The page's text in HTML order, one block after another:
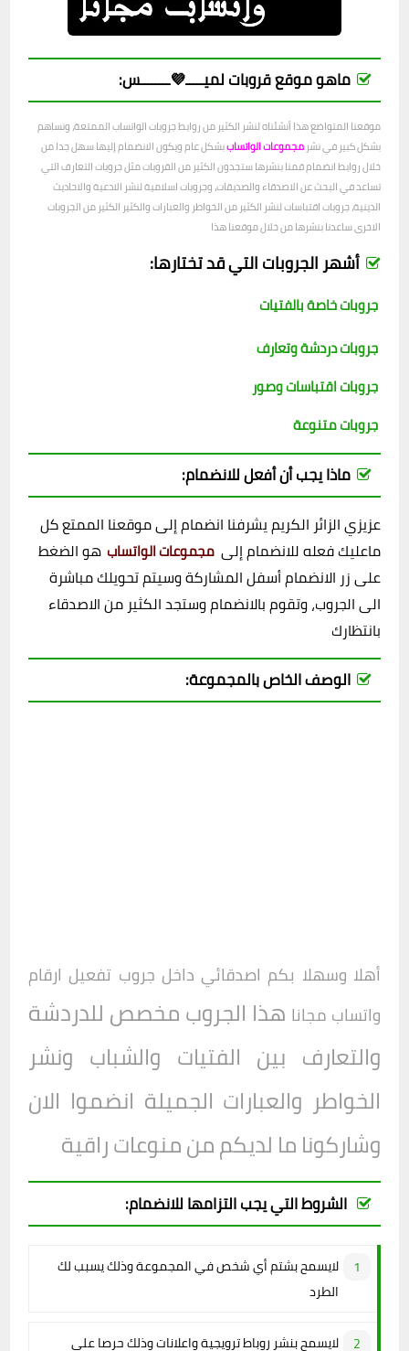
ماهو موقع قروبات لميـــــ💜ــــــــس:
موقعنا المتواضع هذا أنشئناه لنشر الكثير من روابط جروبات الواتساب الممتعة، ونساهم
بشكل كبير في نشر مجموعات الواتساببشكل عام ويكون الانضمام إليها سهل جدا من
خلال روابط انضمام قمنا بنشرها ستجدون الكثير من القروبات مثل جروبات التعارف التي
تساعد في البحث عن الاصدقاء والصديقات، وجروبات اسلامية لنشر الادعية والاحاديث
الدينية، جروبات اقتباسات لنشر الكثير من الخواطر والعبارات والكثير الكثير من الجروبات
الاخرى ساعدنا بنشرها من خلال موقعنا هذا
أشهر الجروبات التي قد تختارها:
جروبات خاصة بالفتيات
جروبات دردشة وتعارف
جروبات اقتباسات وصور
جروبات متنوعة
ماذا يجب أن أفعل للانضمام:
عزيزي الزائر الكريم يشرفنا انضمام إلى موقعنا الممتع كل
ماعليك فعله للانضمام إلى مجموعات الواتساب هو الضغط
على زر الانضمام أسفل المشاركة وسيتم تحويلك مباشرة
الى الجروب، وتقوم بالانضمام وستجد الكثير من الاصدقاء
بانتظارك
الوصف الخاص بالمجموعة:
أهلا وسهلا بكم اصدقائي داخل جروب تفعيل ارقام
واتساب مجانا هذا الجروب مخصص للدردشة
والتعارف بين الفتيات والشباب ونشر
الخواطر والعبارات الجميلة انضموا الان
وشاركونا ما لديكم من منوعات راقية
الشروط التي يجب التزامها للانضمام:
لايسمح بشتم أي شخص في المجموعة وذلك يسبب لك
الطرد
لايسمح بنشر روباط ترويجية واعلانات وذلك حرصا على